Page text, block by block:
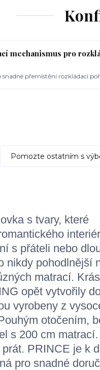
mechanismus pro
přemístění rozkládací
Pomozte ostatním s
s tvary, které
s přáteli nebo
nikdy pohodlnější
matrací.
opět vytvořily
vyrobeny z
otočením,
s 200 cm
PRINCE je k
pro snadné